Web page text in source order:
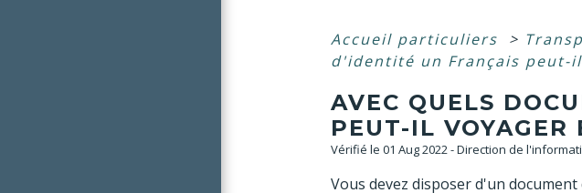
Accueil particuliers >
d'identité un Français peut-
AVEC QUELS
PEUT-IL VOYAGER
Vérifié le 01 Aug 2022 - Direction de
Vous devez disposer d'un